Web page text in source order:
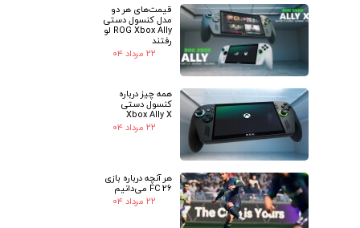
قیمت‌های هر دو
مدل کنسول دستی
ROG Xbox Ally لو
رفتند
۲۲ مرداد ۰۴
همه چیز درباره
کنسول دستی
Xbox Ally X
۲۲ مرداد ۰۴
هر آنچه درباره بازی
FC 26 می‌دانیم
۲۲ مرداد ۰۴